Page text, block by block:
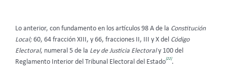
Lo anterior, con fundamento en los artículos 98 A de la Constitución
Local; 60, 64 fracción XIII, y 66, fracciones II, III y X del Código
Electoral, numeral 5 de la Ley de Justicia Electoraly 100 del
Reglamento Interior del Tribunal Electoral del Estado
[22]
.